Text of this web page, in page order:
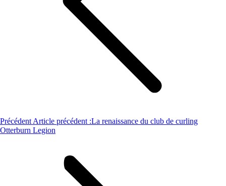
Précédent Article précédent :La renaissance du club de curling
Otterburn Legion